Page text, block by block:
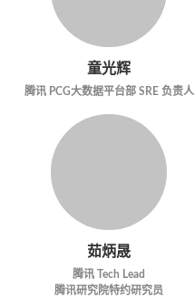
童光辉
腾讯 PCG大数据平台部 SRE 负责人
茹炳晟
腾讯 Tech Lead
腾讯研究院特约研究员